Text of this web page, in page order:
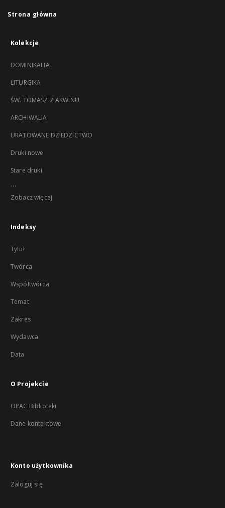
Strona główna
Kolekcje
DOMINIKALIA
LITURGIKA
ŚW. TOMASZ Z AKWINU
ARCHIWALIA
URATOWANE DZIEDZICTWO
Druki nowe
Stare druki
...
Zobacz więcej
Indeksy
Tytuł
Twórca
Współtwórca
Temat
Zakres
Wydawca
Data
O Projekcie
OPAC Biblioteki
Dane kontaktowe
Konto użytkownika
Zaloguj się